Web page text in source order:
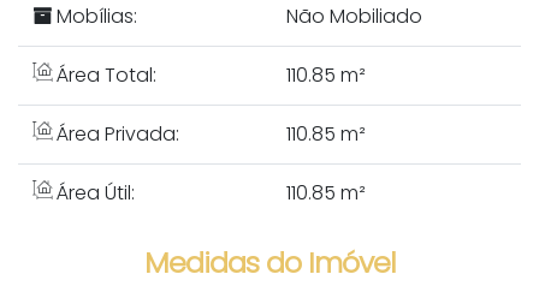
Mobílias: Não Mobiliado
Área Total: 110.85 m²
Área Privada: 110.85 m²
Área Útil: 110.85 m²
Medidas do Imóvel